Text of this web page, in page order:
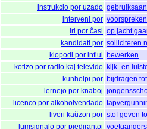
instrukcio por uzado
interveni por voorspreken
iri por ĉasi op jacht
kandidati por solliciteren
klopodi por influi bewerken
kotizo por radio kaj televido kijk- en
kunhelpi por bijdragen tot
lernejo por knaboj
licenco por alkoholvendado
liveri kaŭzon por stof geven
lumsignalo por piedirantoj